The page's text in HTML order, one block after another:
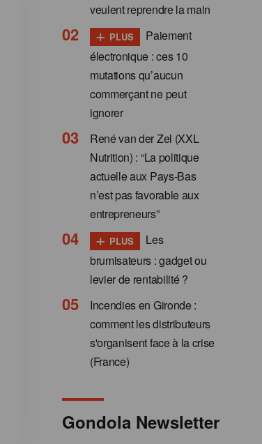
veulent reprendre la main
+ PLUS
Paiement
électronique : ces 10
mutations qu’aucun
commerçant ne peut
ignorer
René van der Zel (XXL
Nutrition) : “La politique
actuelle aux Pays-Bas
n’est pas favorable aux
entrepreneurs”
+ PLUS
Les
brumisateurs : gadget ou
levier de rentabilité ?
Incendies en Gironde :
comment les distributeurs
s'organisent face à la crise
(France)
Gondola Newsletter